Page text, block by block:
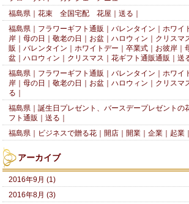
福島県｜花束 全国宅配 花屋｜送る｜
福島県｜フラワーギフト通販｜バレンタイン｜ホワイ
岸｜母の日｜敬老の日｜お盆｜ハロウィン｜クリスマ
販｜バレンタイン｜ホワイトデー｜卒業式｜お彼岸｜
盆｜ハロウィン｜クリスマス｜花ギフト通販通販｜送
福島県｜フラワーギフト通販｜バレンタイン｜ホワイ
岸｜母の日｜敬老の日｜お盆｜ハロウィン｜クリスマ
る｜
福島県｜誕生日プレゼント、バースデープレゼントの
フト通販｜送る｜
福島県｜ビジネスで贈る花｜開店｜開業｜企業｜起業
アーカイブ
2016年9月 (1)
2016年8月 (3)